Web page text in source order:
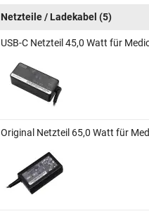
Netzteile / Ladekabel (5)
USB-C Netzteil 45,0 Watt für
Original Netzteil 65,0 Watt für